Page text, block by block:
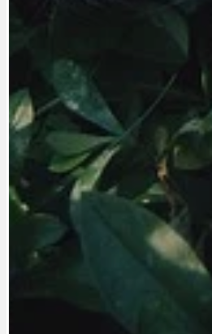
CYKLOVÝLETY
DATA A VÝROČÍ